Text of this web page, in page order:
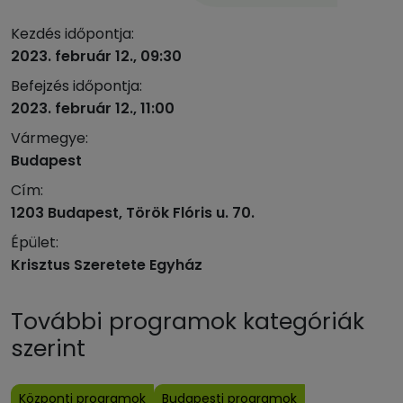
Kezdés időpontja:
2023. február 12., 09:30
Befejzés időpontja:
2023. február 12., 11:00
Vármegye:
Budapest
Cím:
1203 Budapest, Török Flóris u. 70.
Épület:
Krisztus Szeretete Egyház
További programok kategóriák
szerint
Központi programok Budapesti programok